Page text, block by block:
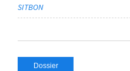
SITBON
Dossier